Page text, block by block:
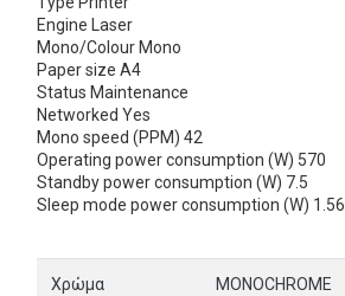
Engine Laser
Mono/Colour Mono
Paper size A4
Status Maintenance
Networked Yes
Mono speed (PPM) 42
Operating power consumption (W) 570
Standby power consumption (W) 7.5
Sleep mode power consumption (W) 1.56
Χρώμα MONOCHROME